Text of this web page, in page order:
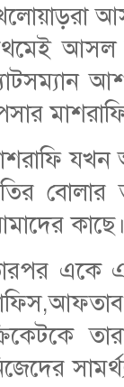
আসল
বোলার
কাছে।
একে